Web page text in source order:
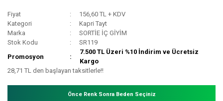
Fiyat
156,60 TL + KDV
Kategori
Kapri Tayt
Marka
SORTİE İÇ GİYİM
Stok Kodu
SR119
Promosyon
7.500 TL Üzeri %10 İndirim ve Ücretsiz
Kargo
28,71 TL den başlayan taksitlerle!!
Önce Renk Sonra Beden Seçiniz